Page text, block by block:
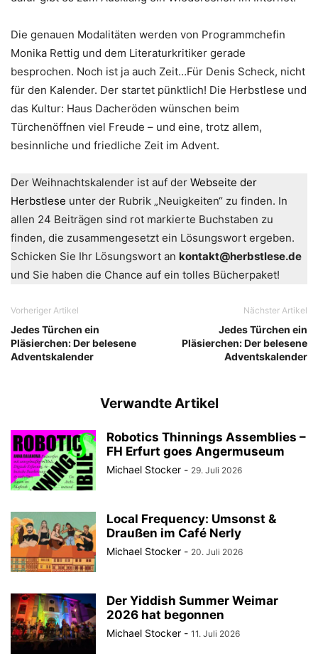
Die genauen Modalitäten werden von Programmchefin
Monika Rettig und dem Literaturkritiker gerade
besprochen. Noch ist ja auch Zeit…Für Denis Scheck, nicht
für den Kalender. Der startet pünktlich! Die Herbstlese und
das Kultur: Haus Dacheröden wünschen beim
Türchenöffnen viel Freude – und eine, trotz allem,
besinnliche und friedliche Zeit im Advent.
Der Weihnachtskalender ist auf der Webseite der
Herbstlese unter der Rubrik „Neuigkeiten“ zu finden. In
allen 24 Beiträgen sind rot markierte Buchstaben zu
finden, die zusammengesetzt ein Lösungswort ergeben.
Schicken Sie Ihr Lösungswort an kontakt@herbstlese.de
und Sie haben die Chance auf ein tolles Bücherpaket!
Vorheriger Artikel
Jedes Türchen ein
Pläsierchen: Der belesene
Adventskalender
Nächster Artikel
Jedes Türchen ein
Pläsierchen: Der belesene
Adventskalender
Verwandte Artikel
Robotics Thinnings Assemblies –
FH Erfurt goes Angermuseum
Michael Stocker - 29. Juli 2026
Local Frequency: Umsonst &
Draußen im Café Nerly
Michael Stocker - 20. Juli 2026
Der Yiddish Summer Weimar
2026 hat begonnen
Michael Stocker - 11. Juli 2026